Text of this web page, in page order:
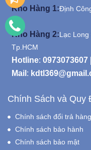
Kho Hàng 1:Định
Nội
Kho Hàng 2:Lạc Long
Tp.HCM
Hotline: 0973073607
Mail :
Chính Sách và Quy
Chính sách đổi trả hàng
Chính sách bảo hành
Chính sách bảo mật